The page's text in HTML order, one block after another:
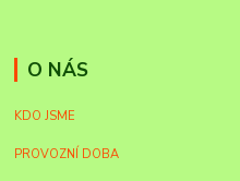
O NÁS
KDO JSME
PROVOZNÍ DOBA